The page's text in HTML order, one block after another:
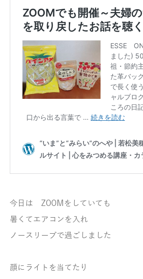
今日は ZOOMをしていても
暑くてエアコンを入れ
ノースリーブで過ごしました
顔にライトを当てたり